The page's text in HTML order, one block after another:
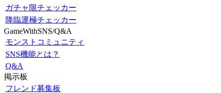
ガチャ限チェッカー
降臨運極チェッカー
GameWithSNS/Q&A
モンストコミュニティ
SNS機能とは？
Q&A
掲示板
フレンド募集板